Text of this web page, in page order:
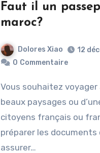
Faut il un
maroc?
Dolores Xiao
12
0 Commentaire
Vous souhaitez voyager au Maroc pour profiter de
beaux paysages ou
citoyens français ou
préparer les documents
assurer…